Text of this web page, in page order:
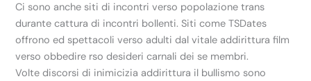
Ci sono anche siti di incontri verso popolazione trans
durante cattura di incontri bollenti. Siti come TSDates
offrono ed spettacoli verso adulti dal vitale addirittura film
verso obbedire rso desideri carnali dei se membri.
Volte discorsi di inimicizia addirittura il bullismo sono